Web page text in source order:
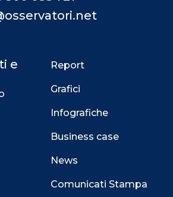
e
Report
Grafici
Infografiche
Business case
News
Comunicati Stampa